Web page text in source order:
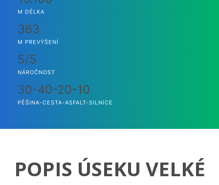
M DÉLKA
363
M PREVÝŠENÍ
5/5
NÁROČNOST
30-40-20-10
PĚŠINA-CESTA-ASFALT-SILNICE
POPIS ÚSEKU VELKÉ